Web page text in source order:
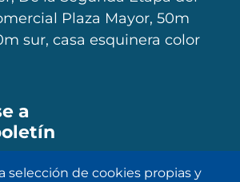
Plaza Mayor, 50m
sur, casa esquinera color
a
selección de cookies propias y